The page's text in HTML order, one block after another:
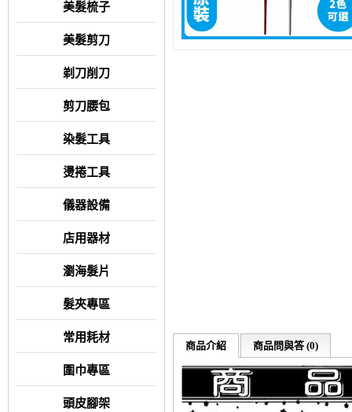
美髮梳子
美髮剪刀
剃刀削刀
剪刀腰包
染髮工具
燙捲工具
儀器設備
店用器材
瀏海髮片
髮夾專區
常用耗材
圍巾專區
頭皮腳架
商品介紹 商品問與答 (0)